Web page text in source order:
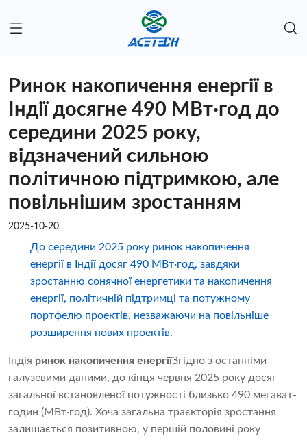
Ринок накопичення енергії в
Індії досягне 490 МВт·год до
середини 2025 року,
відзначений сильною
політичною підтримкою, але
повільнішим зростанням
2025-10-20
До середини 2025 року ринок накопичення
енергії в Індії досяг 490 МВт·год, завдяки
зростанню сонячної енергетики та накопичення
енергії, політичній підтримці та потужному
портфелю проектів, незважаючи на повільніше
розширення нових проектів.
Індія ринок накопичення енергіїЗгідно з останніми
галузевими даними, до кінця червня 2025 року досяг
загальної встановленої потужності близько 490 мегават-
годин (МВт·год). Хоча загальна траєкторія зростання
залишається позитивною, у першій половині року